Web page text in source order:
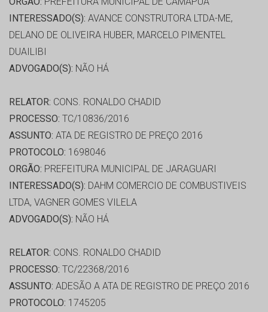
INTERESSADO(S): AVANCE CONSTRUTORA LTDA-ME,
DELANO DE OLIVEIRA HUBER, MARCELO PIMENTEL
DUAILIBI
ADVOGADO(S): NÃO HÁ
RELATOR: CONS. RONALDO CHADID
PROCESSO: TC/10836/2016
ASSUNTO: ATA DE REGISTRO DE PREÇO 2016
PROTOCOLO: 1698046
ORGÃO: PREFEITURA MUNICIPAL DE JARAGUARI
INTERESSADO(S): DAHM COMERCIO DE COMBUSTIVEIS
LTDA, VAGNER GOMES VILELA
ADVOGADO(S): NÃO HÁ
RELATOR: CONS. RONALDO CHADID
PROCESSO: TC/22368/2016
ASSUNTO: ADESÃO A ATA DE REGISTRO DE PREÇO 2016
PROTOCOLO: 1745205